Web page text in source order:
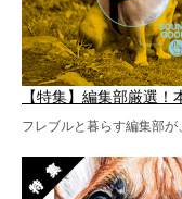
【特集】編集部厳選
フレブルと暮らす編集部